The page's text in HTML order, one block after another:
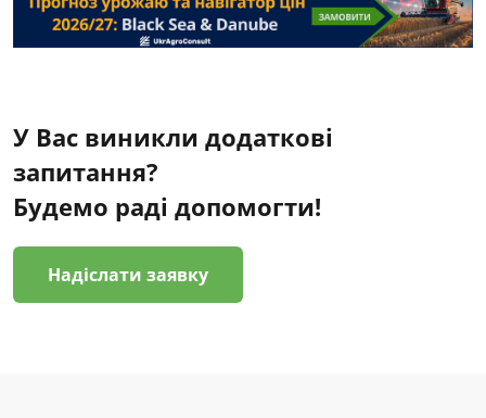
У Вас виникли додаткові
запитання?
Будемо раді допомогти!
Надіслати заявку